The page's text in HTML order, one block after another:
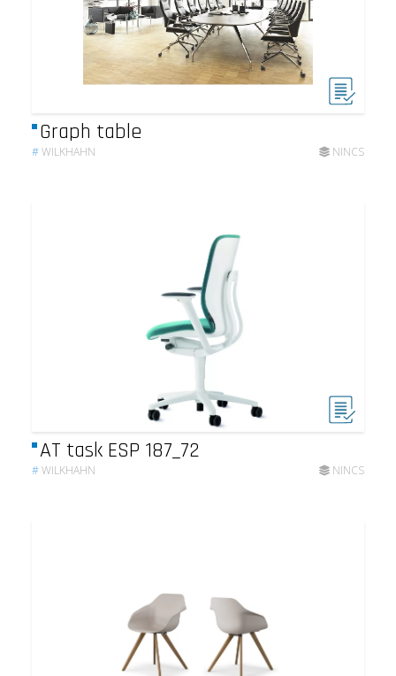
Graph table
#WILKHAHN NINCS
AT task ESP 187_72
#WILKHAHN NINCS